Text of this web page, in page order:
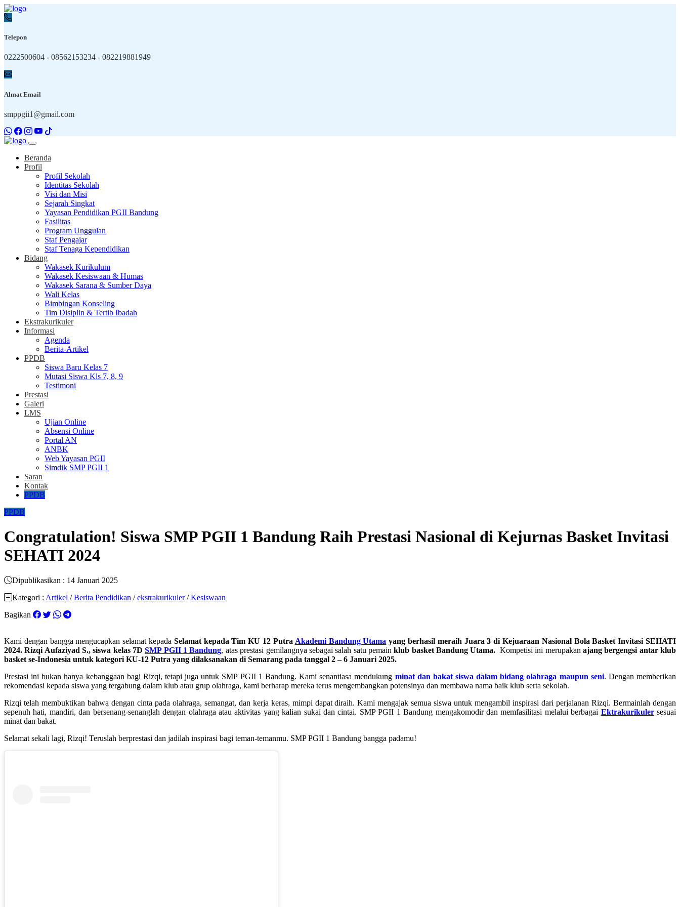
Telepon
0222500604 - 08562153234 - 082219881949
Almat Email
smppgii1@gmail.com
Beranda
Profil
Profil Sekolah
Identitas Sekolah
Visi dan Misi
Sejarah Singkat
Yayasan Pendidikan PGII Bandung
Fasilitas
Program Unggulan
Staf Pengajar
Staf Tenaga Kependidikan
Bidang
Wakasek Kurikulum
Wakasek Kesiswaan & Humas
Wakasek Sarana & Sumber Daya
Wali Kelas
Bimbingan Konseling
Tim Disiplin & Tertib Ibadah
Ekstrakurikuler
Informasi
Agenda
Berita-Artikel
PPDB
Siswa Baru Kelas 7
Mutasi Siswa Kls 7, 8, 9
Testimoni
Prestasi
Galeri
LMS
Ujian Online
Absensi Online
Portal AN
ANBK
Web Yayasan PGII
Simdik SMP PGII 1
Saran
Kontak
PPDB
PPDB
Congratulation! Siswa SMP PGII 1 Bandung Raih Prestasi Nasional di Kejurnas Basket Invitasi
SEHATI 2024
Dipublikasikan : 14 Januari 2025
Kategori : Artikel /Berita Pendidikan /ekstrakurikuler/Kesiswaan
Bagikan
Kami dengan bangga mengucapkan selamat kepada Selamat kepada Tim KU 12 Putra Akademi Bandung Utama yang berhasil meraih Juara 3 di Kejuaraan Nasional Bola Basket Invitasi SEHATI
2024. Rizqi Aufaziyad S., siswa kelas 7DSMP PGII 1 Bandung, atas prestasi gemilangnya sebagai salah satu pemainklub basket Bandung Utama. Kompetisi ini merupakanajang bergengsi antar klub
basket se-Indonesia untuk kategori KU-12 Putra yang dilaksanakan di Semarang pada tanggal 2 – 6 Januari 2025.
Prestasi ini bukan hanya kebanggaan bagi Rizqi, tetapi juga untuk SMP PGII 1 Bandung. Kami senantiasa mendukung minat dan bakat siswa dalam bidang olahraga maupun seni. Dengan memberikan
rekomendasi kepada siswa yang tergabung dalam klub atau grup olahraga, kami berharap mereka terus mengembangkan potensinya dan membawa nama baik klub serta sekolah.
Rizqi telah membuktikan bahwa dengan cinta pada olahraga, semangat, dan kerja keras, mimpi dapat diraih. Kami mengajak semua siswa untuk mengambil inspirasi dari perjalanan Rizqi. Bermainlah dengan
sepenuh hati, mandiri, dan bersenang-senanglah dengan olahraga atau aktivitas yang kalian sukai dan cintai. SMP PGII 1 Bandung mengakomodir dan memfasilitasi melalui berbagai Ektrakurikulersesuai
minat dan bakat.
Selamat sekali lagi, Rizqi! Teruslah berprestasi dan jadilah inspirasi bagi teman-temanmu. SMP PGII 1 Bandung bangga padamu!